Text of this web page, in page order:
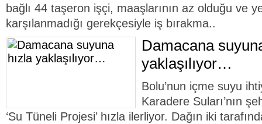
bağlı 44 taşeron işçi, maaşlarının az olduğu ve
karşılanmadığı gerekçesiyle iş bırakma..
Damacana
yaklaşılıyor…
Bolu’nun içme suyu
Karadere Suları’nın
‘Su Tüneli Projesi’ hızla ilerliyor. Dağın iki